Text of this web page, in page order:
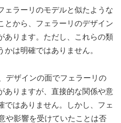
ェラーリのモデルと似たような
とから、フェラーリのデザイン
あります。​ただし、これらの類
は明確ではありません。​
デザインの面でフェラーリの
ありますが、直接的な関係や意
ではありません。​しかし、フェ
や影響を受けていたことは否